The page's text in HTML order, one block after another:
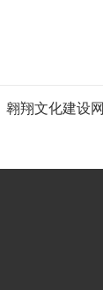
翱翔文化建设网